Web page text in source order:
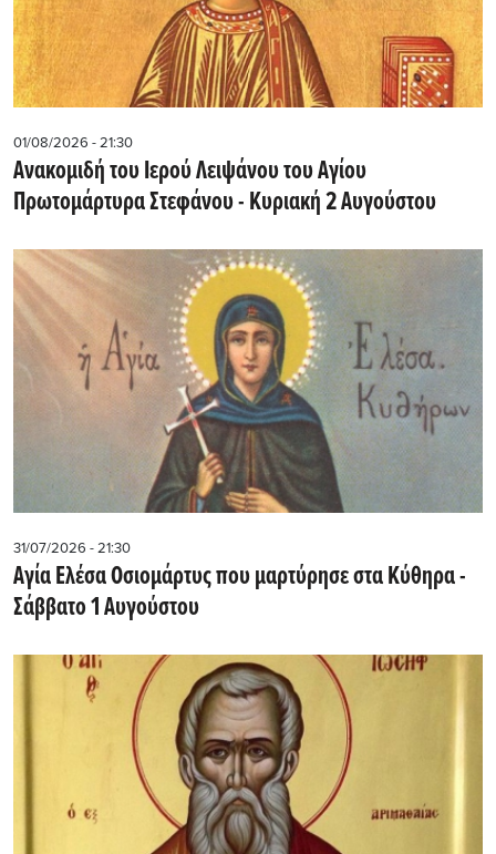
01/08/2026 - 21:30
Ανακομιδή του Ιερού Λειψάνου του Αγίου
Πρωτομάρτυρα Στεφάνου - Κυριακή 2 Αυγούστου
31/07/2026 - 21:30
Αγία Ελέσα Οσιομάρτυς που μαρτύρησε στα Κύθηρα -
Σάββατο 1 Αυγούστου